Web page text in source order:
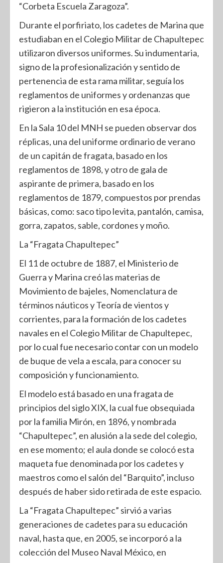
“Corbeta Escuela Zaragoza”.
Durante el porfiriato, los cadetes de Marina que
estudiaban en el Colegio Militar de Chapultepec
utilizaron diversos uniformes. Su indumentaria,
signo de la profesionalización y sentido de
pertenencia de esta rama militar, seguía los
reglamentos de uniformes y ordenanzas que
rigieron a la institución en esa época.
En la Sala 10 del MNH se pueden observar dos
réplicas, una del uniforme ordinario de verano
de un capitán de fragata, basado en los
reglamentos de 1898, y otro de gala de
aspirante de primera, basado en los
reglamentos de 1879, compuestos por prendas
básicas, como: saco tipo levita, pantalón, camisa,
gorra, zapatos, sable, cordones y moño.
La “Fragata Chapultepec”
El 11 de octubre de 1887, el Ministerio de
Guerra y Marina creó las materias de
Movimiento de bajeles, Nomenclatura de
términos náuticos y Teoría de vientos y
corrientes, para la formación de los cadetes
navales en el Colegio Militar de Chapultepec,
por lo cual fue necesario contar con un modelo
de buque de vela a escala, para conocer su
composición y funcionamiento.
El modelo está basado en una fragata de
principios del siglo XIX, la cual fue obsequiada
por la familia Mirón, en 1896, y nombrada
“Chapultepec”, en alusión a la sede del colegio,
en ese momento; el aula donde se colocó esta
maqueta fue denominada por los cadetes y
maestros como el salón del “Barquito”, incluso
después de haber sido retirada de este espacio.
La “Fragata Chapultepec” sirvió a varias
generaciones de cadetes para su educación
naval, hasta que, en 2005, se incorporó a la
colección del Museo Naval México, en